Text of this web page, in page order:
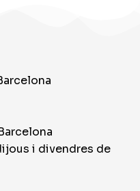
i divendres de